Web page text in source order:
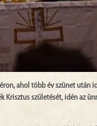
ahol több év szünet után
születését, idén az